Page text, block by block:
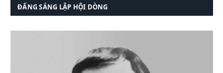
ĐẤNG SÁNG LẬP HỘI DÒNG